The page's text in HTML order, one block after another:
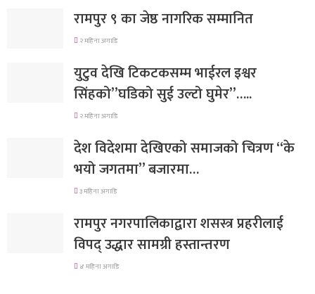
रामपुर ९ का जेष्ठ नागरिक सम्मानित
२ महिना अगाडि
युटुव देखि टिकटकसम्म भाईरल इश्वर
सिंहको”घडिको सुई उल्टो घुमेर”…..
२ महिना अगाडि
देश विदेशमा देखिएको समाजको चित्रण “के
भयो जगतमा” बजारमा…
३ महिना अगाडि
रामपुर नगरपालिकाद्वारा शसस्त्र प्रहरीलाई
विपद् उद्धार सामग्री हस्तान्तरण
४ महिना अगाडि